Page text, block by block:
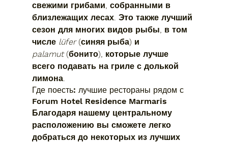
свежими грибами, собранными в
близлежащих лесах. Это также лучший
сезон для многих видов рыбы, в том
числе lüfer (синяя рыба) и
palamut (бонито), которые лучше
всего подавать на гриле с долькой
лимона.
Где поесть: лучшие рестораны рядом с
Forum Hotel Residence Marmaris
Благодаря нашему центральному
расположению вы сможете легко
добраться до некоторых из лучших